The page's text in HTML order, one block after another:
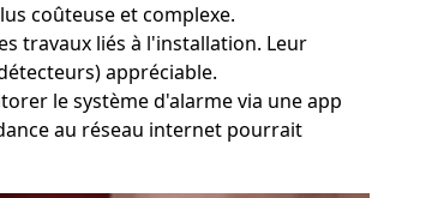
coûteuse et complexe.
travaux liés à l'installation. Leur
appréciable.
le système d'alarme via une app
au réseau internet pourrait